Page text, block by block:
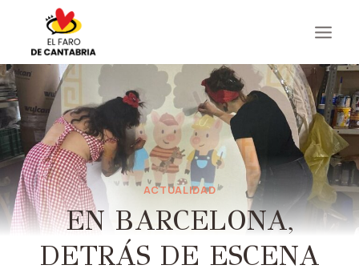
contenido
ACTUALIDAD
EN BARCELONA,
DETRÁS DE ESCENA